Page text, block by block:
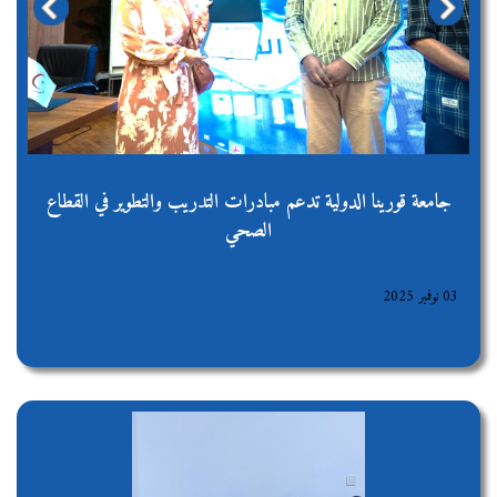
Next
جامعة قورينا الدولية تدعم مبادرات التدريب والتطوير في القطاع
الصحي
03 نوفمبر 2025